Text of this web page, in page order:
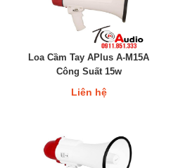
Loa Cầm Tay APlus A-M15A
Công Suất 15w
Liên hệ